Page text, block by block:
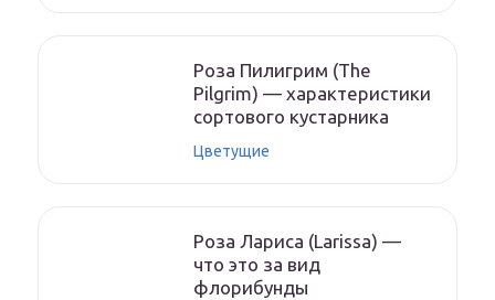
Роза Пилигрим (The
Pilgrim) — характеристики
сортового кустарника
Цветущие
Роза Лариса (Larissa) —
что это за вид
флорибунды